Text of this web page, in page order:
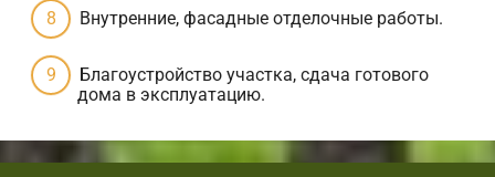
Внутренние, фасадные отделочные работы.
Благоустройство участка, сдача готового
дома в эксплуатацию.